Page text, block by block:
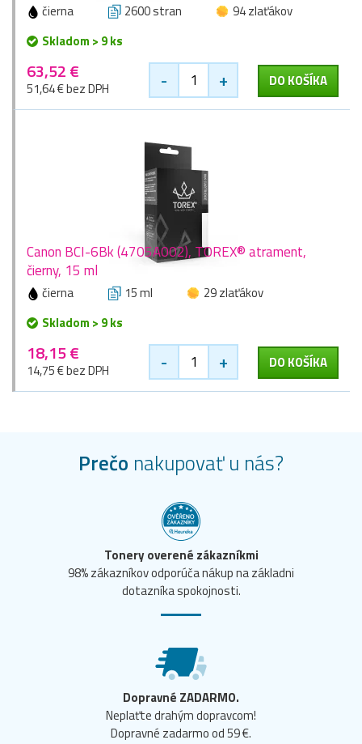
čierna 2600 stran
94 zlaťákov
Skladom > 9 ks
63,52 €
51,64 € bez DPH - + DO KOŠÍKA
Canon BCI-6Bk (4705A002), TOREX® atrament,
čierny, 15 ml
čierna 15 ml
29 zlaťákov
Skladom > 9 ks
18,15 €
14,75 € bez DPH - + DO KOŠÍKA
Prečo nakupovať u nás?
Tonery overené zákazníkmi
98% zákazníkov odporúča nákup na základni
dotazníka spokojnosti.
Dopravné ZADARMO.
Neplaťte drahým dopravcom!
Dopravné zadarmo od 59 €.